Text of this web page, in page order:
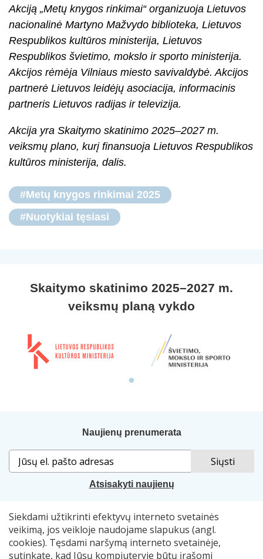
Siekdami užtikrinti efektyvų interneto svetainės
veikimą, jos veikloje naudojame slapukus (angl.
cookies). Tęsdami naršymą interneto svetainėje,
sutinkate, kad Jūsų kompiuteryje būtų įrašomi
Akciją „Metų knygos rinkimai“ organizuoja Lietuvos
nacionalinė Martyno Mažvydo biblioteka, Lietuvos
Respublikos kultūros ministerija, Lietuvos
Respublikos švietimo, mokslo ir sporto ministerija.
Akcijos rėmėja Vilniaus miesto savivaldybė. Akcijos
partnerė Lietuvos leidėjų asociacija, informacinis
partneris Lietuvos radijas ir televizija.
Akcija yra Skaitymo skatinimo 2025–2027 m.
veiksmų plano, kurį finansuoja Lietuvos Respublikos
kultūros ministerija, dalis.
#Metų knygos rinkimai 2025
#Nuotykiai tęsiasi
Skaitymo skatinimo 2025–2027 m.
veiksmų planą vykdo
Naujienų prenumerata
Atsisakyti naujienų
Sprendimas: „Idamas“ . Naudojama „Smart Web“
sistema.
© 2007–2026 Lietuvos nacionalinė Martyno Mažvydo
biblioteka, el. p.skaitymometai@lnb.lt